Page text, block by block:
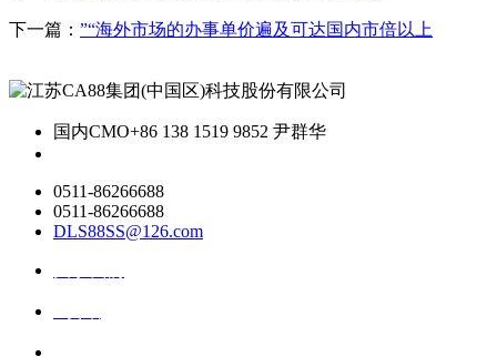
下一篇： ”“海外市场的办事单价遍及可达国内市倍以上
国内CMO+86 138 1519 9852 尹群华
0511-86266688
0511-86266688
DLS88SS@126.com